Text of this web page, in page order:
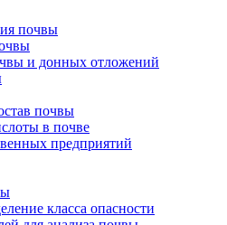
почвы
и донных отложений
почвы
в почве
предприятий
класса опасности